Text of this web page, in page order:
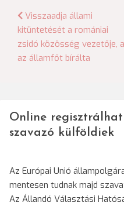
Bejegyzés
navigáció
Visszaadja állami
kitüntetését a romániai
zsidó közösség vezetője,
az államfőt bírálta
Online
szavazó külföldiek
Az Európai Unió
mentesen tudnak majd
Az Állandó Választási